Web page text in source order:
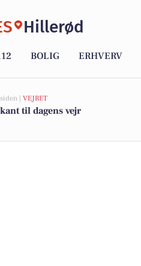
Hillerød
BOLIG ERHVERV
| VEJRET
til dagens vejr